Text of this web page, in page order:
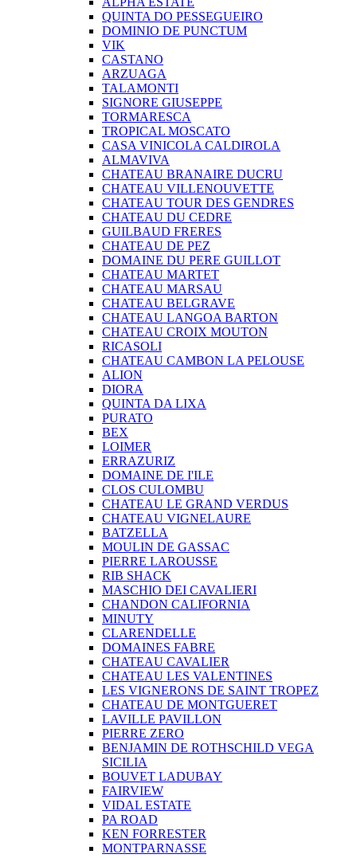
QUINTA DO PESSEGUEIRO
DOMINIO DE PUNCTUM
VIK
CASTANO
ARZUAGA
TALAMONTI
SIGNORE GIUSEPPE
TORMARESCA
TROPICAL MOSCATO
CASA VINICOLA CALDIROLA
ALMAVIVA
CHATEAU BRANAIRE DUCRU
CHATEAU VILLENOUVETTE
CHATEAU TOUR DES GENDRES
CHATEAU DU CEDRE
GUILBAUD FRERES
CHATEAU DE PEZ
DOMAINE DU PERE GUILLOT
CHATEAU MARTET
CHATEAU MARSAU
CHATEAU BELGRAVE
CHATEAU LANGOA BARTON
CHATEAU CROIX MOUTON
RICASOLI
CHATEAU CAMBON LA PELOUSE
ALION
DIORA
QUINTA DA LIXA
PURATO
BEX
LOIMER
ERRAZURIZ
DOMAINE DE I'ILE
CLOS CULOMBU
CHATEAU LE GRAND VERDUS
CHATEAU VIGNELAURE
BATZELLA
MOULIN DE GASSAC
PIERRE LAROUSSE
RIB SHACK
MASCHIO DEI CAVALIERI
CHANDON CALIFORNIA
MINUTY
CLARENDELLE
DOMAINES FABRE
CHATEAU CAVALIER
CHATEAU LES VALENTINES
LES VIGNERONS DE SAINT TROPEZ
CHATEAU DE MONTGUERET
LAVILLE PAVILLON
PIERRE ZERO
BENJAMIN DE ROTHSCHILD VEGA
SICILIA
BOUVET LADUBAY
FAIRVIEW
VIDAL ESTATE
PA ROAD
KEN FORRESTER
MONTPARNASSE